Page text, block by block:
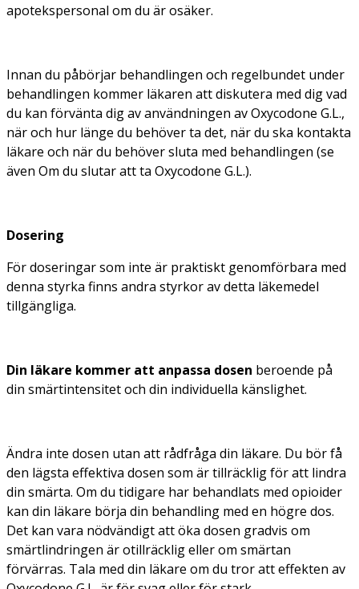
apotekspersonal om du är osäker.
Innan du påbörjar behandlingen och regelbundet under
behandlingen kommer läkaren att diskutera med dig vad
du kan förvänta dig av användningen av Oxycodone G.L.,
när och hur länge du behöver ta det, när du ska kontakta
läkare och när du behöver sluta med behandlingen (se
även Om du slutar att ta Oxycodone G.L.).
Dosering
För doseringar som inte är praktiskt genomförbara med
denna styrka finns andra styrkor av detta läkemedel
tillgängliga.
Din läkare kommer att anpassa dosen beroende på
din smärtintensitet och din individuella känslighet.
Ändra inte dosen utan att rådfråga din läkare. Du bör få
den lägsta effektiva dosen som är tillräcklig för att lindra
din smärta. Om du tidigare har behandlats med opioider
kan din läkare börja din behandling med en högre dos.
Det kan vara nödvändigt att öka dosen gradvis om
smärtlindringen är otillräcklig eller om smärtan
förvärras. Tala med din läkare om du tror att effekten av